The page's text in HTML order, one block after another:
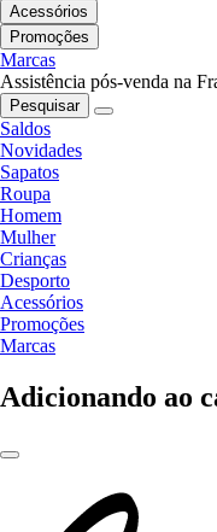
Acessórios
Promoções
Marcas
Assistência pós-venda na
Pesquisar
Saldos
Novidades
Sapatos
Roupa
Homem
Mulher
Crianças
Desporto
Acessórios
Promoções
Marcas
Adicionando ao